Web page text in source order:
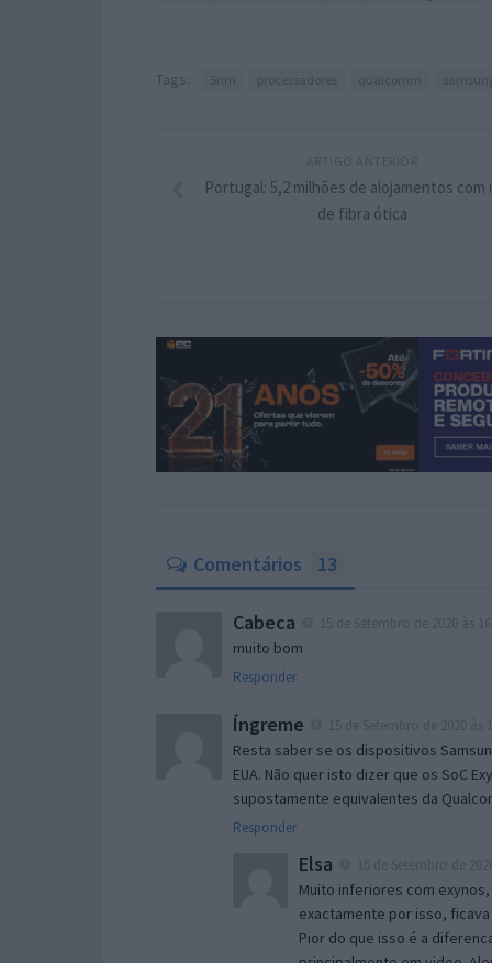
Tags:
Portugal: 5,2 milhões de alojamentos com
de fibra ótica
Comentários 13
Cabeca
muito bom
Responder
Íngreme
Resta saber se os dispositivos
EUA. Não quer isto dizer que os SoC
supostamente equivalentes da
Responder
Elsa
Muito inferiores com
exactamente por isso,
Pior do que isso é a